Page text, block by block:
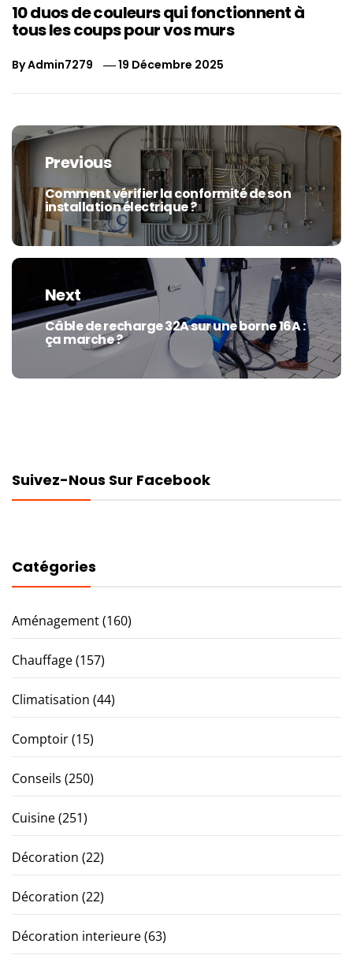
10 duos de couleurs qui fonctionnent à
tous les coups pour vos murs
ByAdmin7279 19 Décembre 2025
Navigation
de
l’article
Previous
Previous
post:
Comment vérifier la conformité de son
installation électrique ?
Next
Next
post:
Câble de recharge 32A sur une borne 16A :
ça marche ?
Suivez-Nous Sur Facebook
Catégories
Aménagement(160)
Chauffage(157)
Climatisation (44)
Comptoir(15)
Conseils (250)
Cuisine(251)
Décoration (22)
Décoration (22)
Décoration interieure(63)